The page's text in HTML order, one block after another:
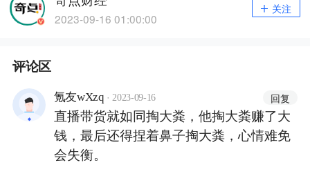
2023-09-16 01:00:00
关注
评论区
氪友wXzq · 2023-09-16 回复
直播带货就如同掏大粪，他掏大粪赚了大
钱，最后还得捏着鼻子掏大粪，心情难免
会失衡。